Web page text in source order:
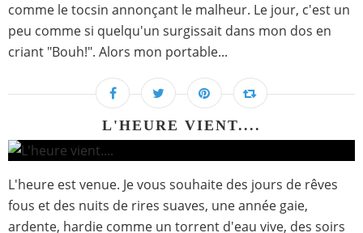
comme le tocsin annonçant le malheur. Le jour, c'est un
peu comme si quelqu'un surgissait dans mon dos en
criant "Bouh!". Alors mon portable...
L'HEURE VIENT....
L'heure est venue. Je vous souhaite des jours de rêves
fous et des nuits de rires suaves, une année gaie,
ardente, hardie comme un torrent d'eau vive, des soirs